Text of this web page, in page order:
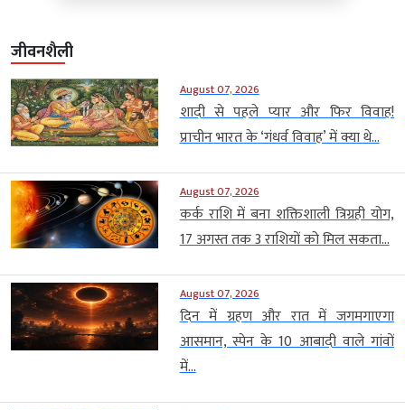
जीवनशैली
August 07, 2026
शादी से पहले प्यार और फिर विवाह!
प्राचीन भारत के ‘गंधर्व विवाह’ में क्या थे...
August 07, 2026
कर्क राशि में बना शक्तिशाली त्रिग्रही योग,
17 अगस्त तक 3 राशियों को मिल सकता...
August 07, 2026
दिन में ग्रहण और रात में जगमगाएगा
आसमान, स्पेन के 10 आबादी वाले गांवों
में...